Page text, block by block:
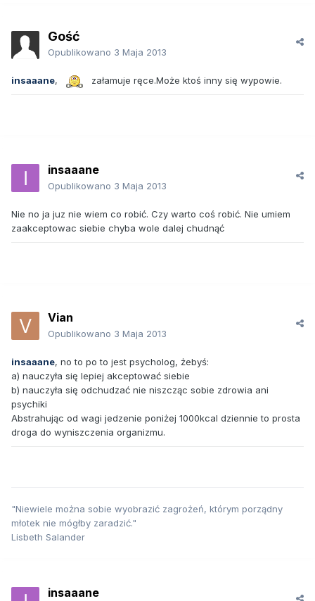
Gość
Opublikowano 3 Maja 2013
insaaane, załamuje ręce.Może ktoś inny się wypowie.
insaaane
Opublikowano 3 Maja 2013
Nie no ja juz nie wiem co robić. Czy warto coś robić. Nie umiem
zaakceptowac siebie chyba wole dalej chudnąć
Vian
Opublikowano 3 Maja 2013
insaaane, no to po to jest psycholog, żebyś:
a) nauczyła się lepiej akceptować siebie
b) nauczyła się odchudzać nie niszcząc sobie zdrowia ani
psychiki
Abstrahując od wagi jedzenie poniżej 1000kcal dziennie to prosta
droga do wyniszczenia organizmu.
"Niewiele można sobie wyobrazić zagrożeń, którym porządny
młotek nie mógłby zaradzić."
Lisbeth Salander
insaaane